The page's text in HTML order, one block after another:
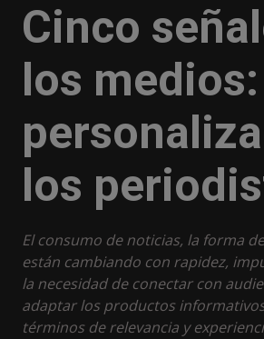
Cinco
los
los
El consumo de noticias, la forma
están cambiando con rapidez,
la necesidad de conectar con
adaptar los productos
términos de relevancia y